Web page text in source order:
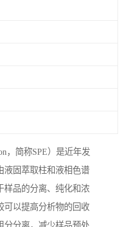
，简称SPE）是近年发
液固萃取柱和液相色谱
样品的分离、纯化和浓
可以提高分析物的回收